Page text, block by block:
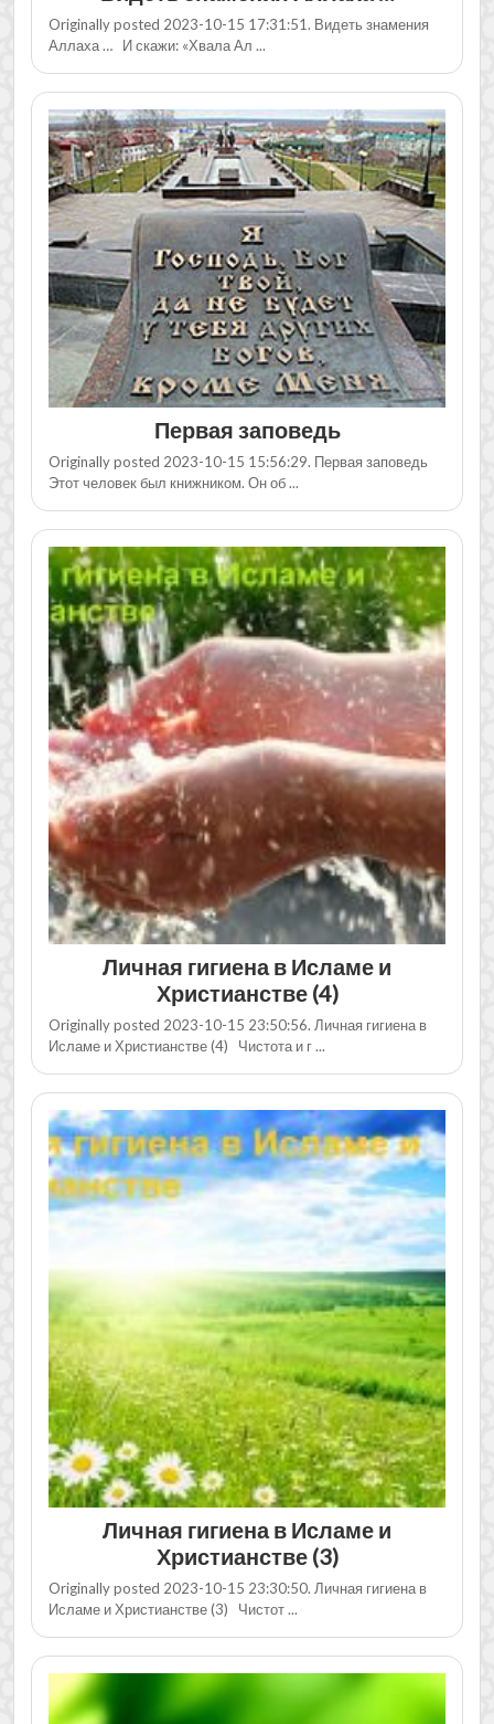
Originally posted 2023-10-15 17:31:51. Видеть знамения
Аллаха … И скажи: «Хвала Ал ...
Первая заповедь
Originally posted 2023-10-15 15:56:29. Первая заповедь
Этот человек был книжником. Он об ...
Личная гигиена в Исламе и
Христианстве (4)
Originally posted 2023-10-15 23:50:56. Личная гигиена в
Исламе и Христианстве (4) Чистота и г ...
Личная гигиена в Исламе и
Христианстве (3)
Originally posted 2023-10-15 23:30:50. Личная гигиена в
Исламе и Христианстве (3) Чистот ...